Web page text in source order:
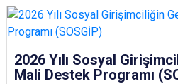
Azdavay
Bozkurt
Çatalzeytin
Cide
2026 Yılı Sosyal
Mali Destek Programı